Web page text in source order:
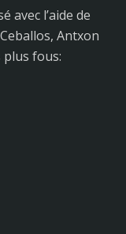
avec l’aide de
Antxon
fous: